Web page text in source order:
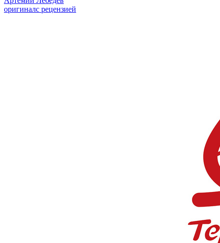
оригиналс рецензией